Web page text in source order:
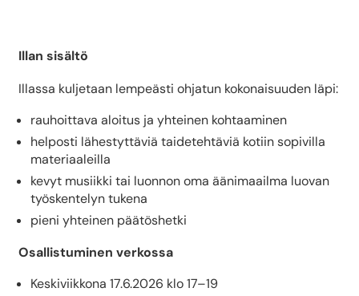
Illan sisältö
Illassa kuljetaan lempeästi ohjatun kokonaisuuden läpi:
rauhoittava aloitus ja yhteinen kohtaaminen
helposti lähestyttäviä taidetehtäviä kotiin sopivilla
materiaaleilla
kevyt musiikki tai luonnon oma äänimaailma luovan
työskentelyn tukena
pieni yhteinen päätöshetki
Osallistuminen verkossa
Keskiviikkona 17.6.2026 klo 17–19